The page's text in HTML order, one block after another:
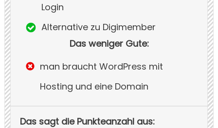
Login
Alternative zu Digimember
Das weniger Gute:
man braucht WordPress mit
Hosting und eine Domain
Das sagt die Punkteanzahl aus: